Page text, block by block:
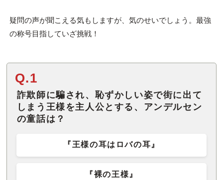
疑問の声が聞こえる気もしますが、気のせいでしょう。最強
の称号目指していざ挑戦！
Q.1
詐欺師に騙され、恥ずかしい姿で街に出て
しまう王様を主人公とする、アンデルセン
の童話は？
『王様の耳はロバの耳』
『裸の王様』